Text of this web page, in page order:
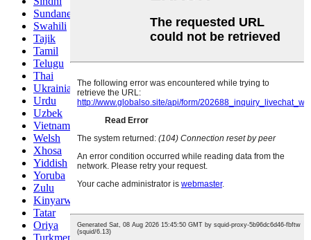
Sundanese
Swahili
Tajik
Tamil
Telugu
Thai
Ukrainian
Urdu
Uzbek
Vietnamese
Welsh
Xhosa
Yiddish
Yoruba
Zulu
Kinyarwanda
Tatar
Oriya